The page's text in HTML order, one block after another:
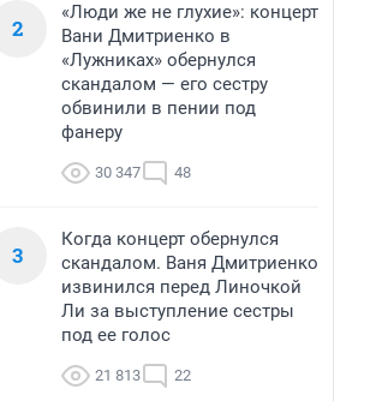
2
«Люди же не глухие»: концерт
Вани Дмитриенко в
«Лужниках» обернулся
скандалом — его сестру
обвинили в пении под
фанеру
30 347 48
3
Когда концерт обернулся
скандалом. Ваня Дмитриенко
извинился перед Линочкой
Ли за выступление сестры
под ее голос
21 813 22